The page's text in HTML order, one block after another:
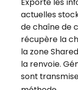
actuelles
de chaîne de
récupère la
la zone
la renvoie.
sont